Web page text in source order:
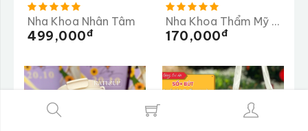
Nha Khoa Nhân Tâm
499,000Đ
Nha Khoa Thẩm Mỹ Ysmiles
170,000Đ